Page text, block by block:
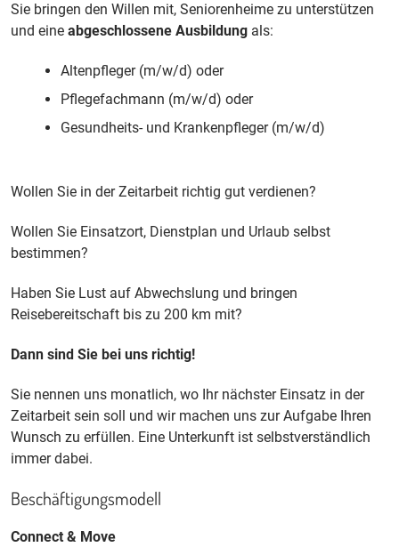
Sie bringen den Willen mit, Seniorenheime zu unterstützen
und eine abgeschlossene Ausbildung als:
Altenpfleger (m/w/d) oder
Pflegefachmann (m/w/d) oder
Gesundheits- und Krankenpfleger (m/w/d)
Wollen Sie in der Zeitarbeit richtig gut verdienen?
Wollen Sie Einsatzort, Dienstplan und Urlaub selbst
bestimmen?
Haben Sie Lust auf Abwechslung und bringen
Reisebereitschaft bis zu 200 km mit?
Dann sind Sie bei uns richtig!
Sie nennen uns monatlich, wo Ihr nächster Einsatz in der
Zeitarbeit sein soll und wir machen uns zur Aufgabe Ihren
Wunsch zu erfüllen. Eine Unterkunft ist selbstverständlich
immer dabei.
Beschäftigungsmodell
Connect & Move